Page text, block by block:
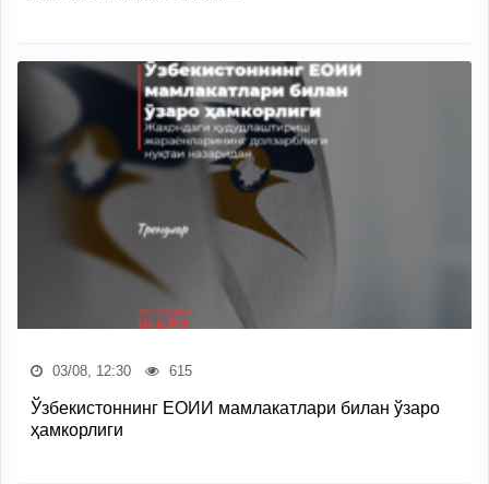
03/08, 12:30 615
Ўзбекистоннинг ЕОИИ мамлакатлари билан ўзаро
ҳамкорлиги